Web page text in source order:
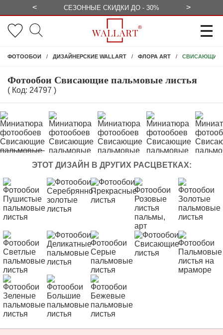
< СЕЗОННЫЕ СКИДКИ ДО - 30% >
ФОТООБОИ ДИЗАЙНЕРСКИЕ WALLART ФЛОРА ART СВИСАЮЩИЕ
Фотообои Свисающие пальмовые листья
( Код: 24797 )
ЭТОТ ДИЗАЙН В ДРУГИХ РАСЦВЕТКАХ: